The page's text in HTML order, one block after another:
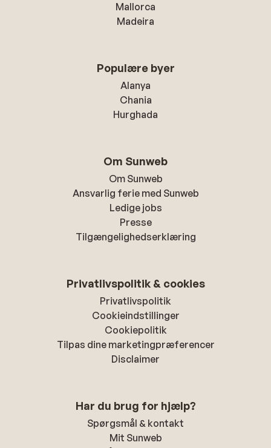
Mallorca
Madeira
Populære byer
Alanya
Chania
Hurghada
Om Sunweb
Om Sunweb
Ansvarlig ferie med Sunweb
Ledige jobs
Presse
Tilgængelighedserklæring
Privatlivspolitik & cookies
Privatlivspolitik
Cookieindstillinger
Cookiepolitik
Tilpas dine marketingpræferencer
Disclaimer
Har du brug for hjælp?
Spørgsmål & kontakt
Mit Sunweb